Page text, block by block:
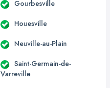
Gourbesville
Houesville
Neuville-au-Plain
Saint-Germain-de-
Varreville